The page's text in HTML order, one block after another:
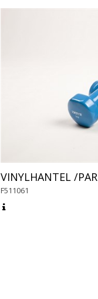
VINYLHANTEL /PAR
F511061